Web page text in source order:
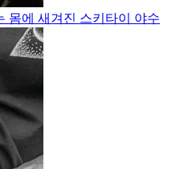
몸에 새겨진 스키타이 야수